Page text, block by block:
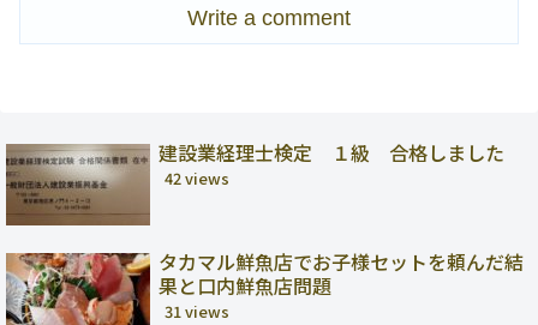
Write a comment
建設業経理士検定 １級 合格しました
42 views
タカマル鮮魚店でお子様セットを頼んだ結
果と口内鮮魚店問題
31 views